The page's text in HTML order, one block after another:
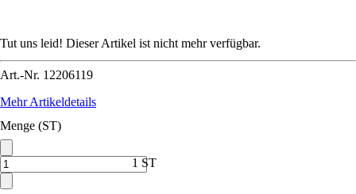
Tut uns leid! Dieser Artikel ist nicht mehr verfügbar.
Art.-Nr. 12206119
Mehr Artikeldetails
Menge (ST)
1 ST